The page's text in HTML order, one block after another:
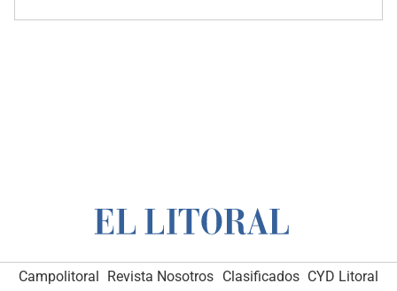
Campolitoral Revista Nosotros Clasificados CYD Litoral